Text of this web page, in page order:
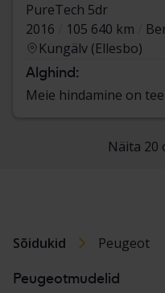
PureTech 5dr
2016
105 640 km
Kungälv (Ellesbo)
Alghind:
Meie hindamine on
Näita 20
Sõidukid Peugeot
Peugeotmudelid